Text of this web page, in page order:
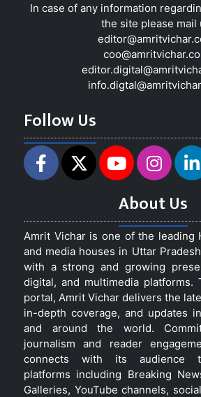
In case of any information
the site please mail
Follow Us
About Us
Amrit Vichar is one of the leading
and media houses in Uttar
with a strong and growing
digital, and multimedia platforms.
portal, Amrit Vichar delivers the
in-depth coverage, and updates
and around the world.
journalism and reader
connects with its audience
platforms including Breaking
Galleries, YouTube channels,